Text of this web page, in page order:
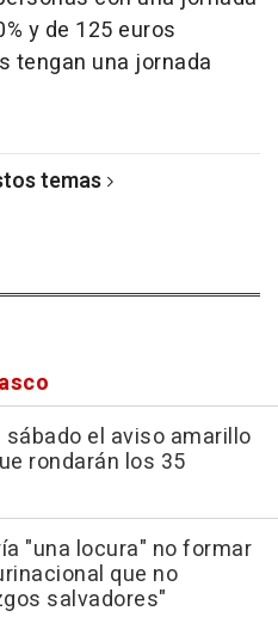
y de 125 euros
tengan una jornada
temas
el aviso amarillo
rondarán los 35
"una locura" no formar
que no
salvadores"